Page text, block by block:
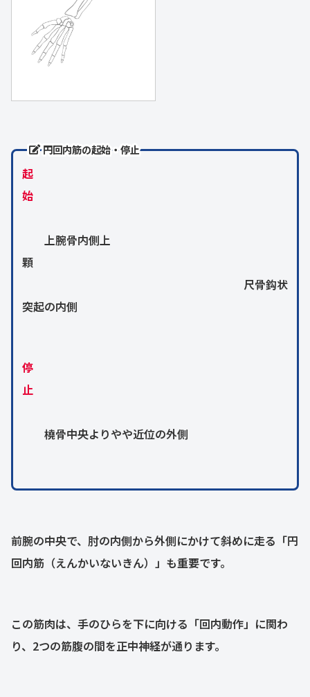
円回内筋の起始・停止
起
始
上腕骨内側上
顆
尺骨鈎状
突起の内側
停
止
橈骨中央よりやや近位の外側
前腕の中央で、肘の内側から外側にかけて斜めに走る「円
回内筋（えんかいないきん）」も重要です。
この筋肉は、手のひらを下に向ける「回内動作」に関わ
り、2つの筋腹の間を正中神経が通ります。